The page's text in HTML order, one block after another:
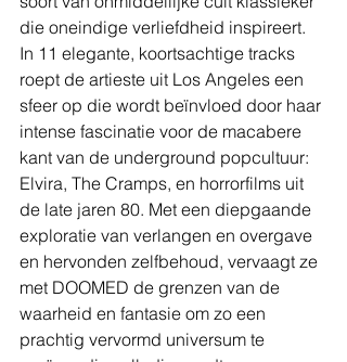
die oneindige verliefdheid inspireert.
In 11 elegante, koortsachtige tracks
roept de artieste uit Los Angeles een
sfeer op die wordt beïnvloed door haar
intense fascinatie voor de macabere
kant van de underground popcultuur:
Elvira, The Cramps, en horrorfilms uit
de late jaren 80. Met een diepgaande
exploratie van verlangen en overgave
en hervonden zelfbehoud, vervaagt ze
met DOOMED de grenzen van de
waarheid en fantasie om zo een
prachtig vervormd universum te